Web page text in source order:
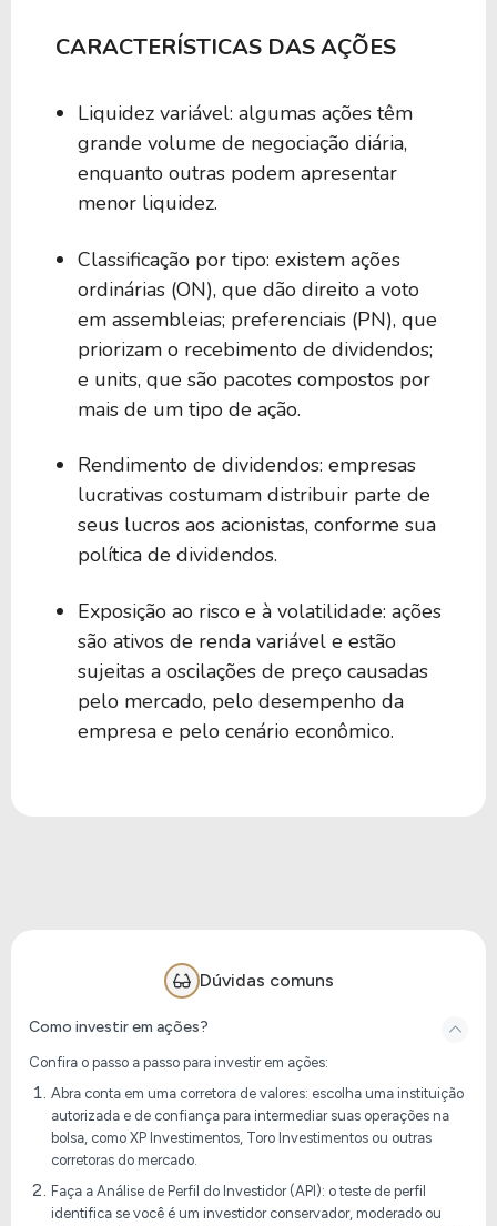
CARACTERÍSTICAS DAS AÇÕES
Liquidez variável: algumas ações têm
grande volume de negociação diária,
enquanto outras podem apresentar
menor liquidez.
Classificação por tipo: existem ações
ordinárias (ON), que dão direito a voto
em assembleias; preferenciais (PN), que
priorizam o recebimento de dividendos;
e units, que são pacotes compostos por
mais de um tipo de ação.
Rendimento de dividendos: empresas
lucrativas costumam distribuir parte de
seus lucros aos acionistas, conforme sua
política de dividendos.
Exposição ao risco e à volatilidade: ações
são ativos de renda variável e estão
sujeitas a oscilações de preço causadas
pelo mercado, pelo desempenho da
empresa e pelo cenário econômico.
Dúvidas comuns
Como investir em ações?
Confira o passo a passo para investir em ações:
Abra conta em uma corretora de valores: escolha uma instituição
autorizada e de confiança para intermediar suas operações na
bolsa, como XP Investimentos, Toro Investimentos ou outras
corretoras do mercado.
Faça a Análise de Perfil do Investidor (API): o teste de perfil
identifica se você é um investidor conservador, moderado ou